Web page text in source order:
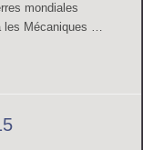
mondiales
les Mécaniques …